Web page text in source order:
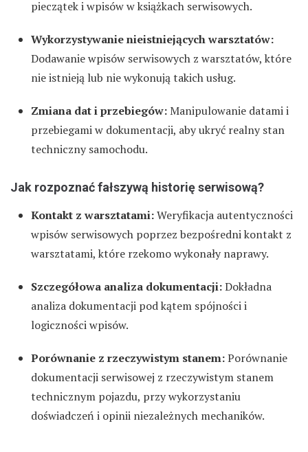
pieczątek i wpisów w książkach serwisowych.
Wykorzystywanie nieistniejących warsztatów:
Dodawanie wpisów serwisowych z warsztatów, które
nie istnieją lub nie wykonują takich usług.
Zmiana dat i przebiegów:Manipulowanie datami i
przebiegami w dokumentacji, aby ukryć realny stan
techniczny samochodu.
Jak rozpoznać fałszywą historię serwisową?
Kontakt z warsztatami:Weryfikacja autentyczności
wpisów serwisowych poprzez bezpośredni kontakt z
warsztatami, które rzekomo wykonały naprawy.
Szczegółowa analiza dokumentacji:Dokładna
analiza dokumentacji pod kątem spójności i
logiczności wpisów.
Porównanie z rzeczywistym stanem:Porównanie
dokumentacji serwisowej z rzeczywistym stanem
technicznym pojazdu, przy wykorzystaniu
doświadczeń i opinii niezależnych mechaników.